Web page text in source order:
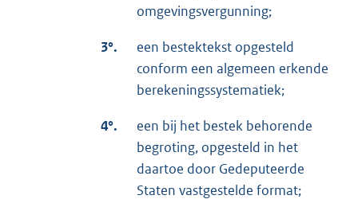
omgevingsvergunning;
3°.
een bestektekst opgesteld
conform een algemeen erkende
berekeningssystematiek;
4°.
een bij het bestek behorende
begroting, opgesteld in het
daartoe door Gedeputeerde
Staten vastgestelde format;